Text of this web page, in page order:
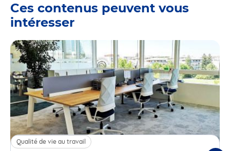
Ces contenus peuvent vous
intéresser
Qualité de vie au travail